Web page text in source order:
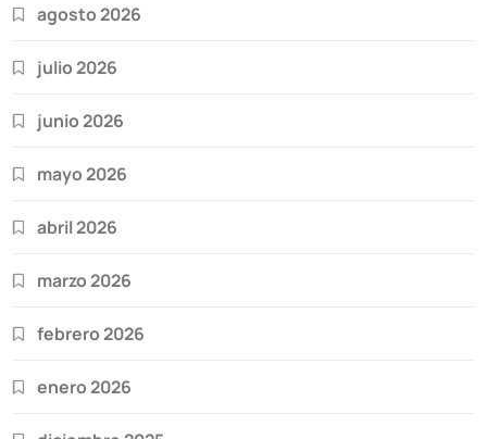
agosto 2026
julio 2026
junio 2026
mayo 2026
abril 2026
marzo 2026
febrero 2026
enero 2026